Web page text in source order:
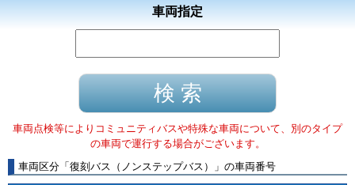
車両指定
車両点検等によりコミュニティバスや特殊な車両について、別のタイプ
の車両で運行する場合がございます。
車両区分 「 復刻バス（ノンステップバス） 」 の車両番号